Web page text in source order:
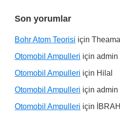
Son yorumlar
Bohr Atom Teorisi için
Otomobil Ampulleri için admin
Otomobil Ampulleri için Hilal
Otomobil Ampulleri için admin
Otomobil Ampulleri için